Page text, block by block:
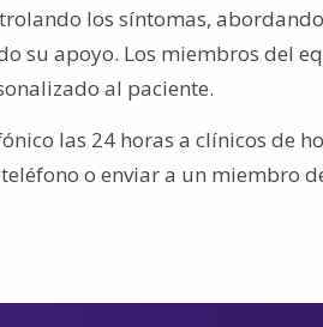
los síntomas, abordando
su apoyo. Los miembros del
al paciente.
las 24 horas a clínicos de
o enviar a un miembro